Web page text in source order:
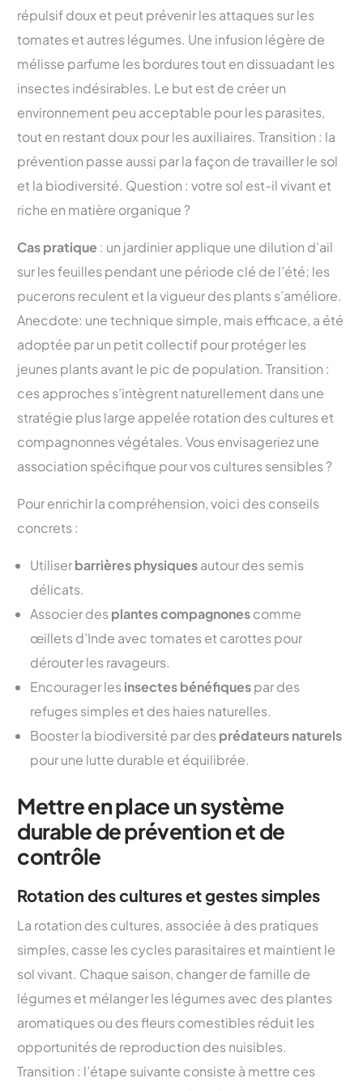
répulsif doux et peut prévenir les attaques sur les
tomates et autres légumes. Une infusion légère de
mélisse parfume les bordures tout en dissuadant les
insectes indésirables. Le but est de créer un
environnement peu acceptable pour les parasites,
tout en restant doux pour les auxiliaires. Transition : la
prévention passe aussi par la façon de travailler le sol
et la biodiversité. Question : votre sol est-il vivant et
riche en matière organique ?
Cas pratique : un jardinier applique une dilution d’ail
sur les feuilles pendant une période clé de l’été; les
pucerons reculent et la vigueur des plants s’améliore.
Anecdote: une technique simple, mais efficace, a été
adoptée par un petit collectif pour protéger les
jeunes plants avant le pic de population. Transition :
ces approches s’intègrent naturellement dans une
stratégie plus large appelée rotation des cultures et
compagnonnes végétales. Vous envisageriez une
association spécifique pour vos cultures sensibles ?
Pour enrichir la compréhension, voici des conseils
concrets :
Utiliserbarrières physiquesautour des semis
délicats.
Associer desplantes compagnonescomme
œillets d’Inde avec tomates et carottes pour
dérouter les ravageurs.
Encourager lesinsectes bénéfiquespar des
refuges simples et des haies naturelles.
Booster la biodiversité par desprédateurs naturels
pour une lutte durable et équilibrée.
Mettre en place un système
durable de prévention et de
contrôle
Rotation des cultures et gestes simples
La rotation des cultures, associée à des pratiques
simples, casse les cycles parasitaires et maintient le
sol vivant. Chaque saison, changer de famille de
légumes et mélanger les légumes avec des plantes
aromatiques ou des fleurs comestibles réduit les
opportunités de reproduction des nuisibles.
Transition : l’étape suivante consiste à mettre ces